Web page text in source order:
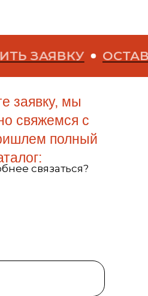
ОСТАВИТЬ
связаться?
заявку, мы
свяжемся с
полный